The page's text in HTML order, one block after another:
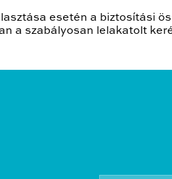
esetén a biztosítási
a szabályosan lelakatolt